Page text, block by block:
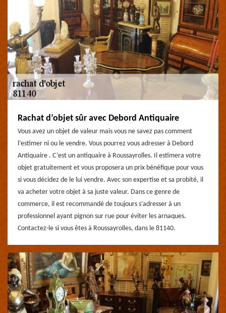
Rachat d’objet sûr avec Debord Antiquaire
Vous avez un objet de valeur mais vous ne savez pas comment
l’estimer ni ou le vendre. Vous pourrez vous adresser à Debord
Antiquaire . C’est un antiquaire à Roussayrolles. Il estimera votre
objet gratuitement et vous proposera un prix bénéfique pour vous
si vous décidez de le lui vendre. Avec son expertise et sa probité, il
va acheter votre objet à sa juste valeur. Dans ce genre de
commerce, il est recommandé de toujours s’adresser à un
professionnel ayant pignon sur rue pour éviter les arnaques.
Contactez-le si vous êtes à Roussayrolles, dans le 81140.